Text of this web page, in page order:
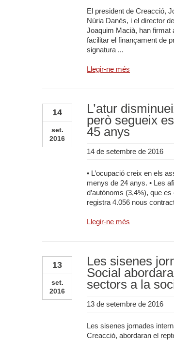
El president de Creacció,
Núria Danés, i el director
Joaquim Macià, han firmat
facilitar el finançament de
signatura ...
Llegir-ne més
14
set.
2016
L’atur
però segueix
45 anys
14 de setembre de 2016
• L’ocupació creix en els
menys de 24 anys. • Les
d’autònoms (3,4%), que
registra 4.056 nous
Llegir-ne més
13
set.
2016
Les sisenes
Social
sectors a la
13 de setembre de 2016
Les sisenes jornades
Creacció, abordaran el